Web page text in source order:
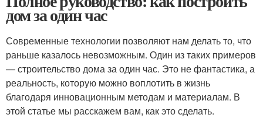
дом за один час
Современные технологии позволяют нам делать то, что
раньше казалось невозможным. Один из таких примеров
— строительство дома за один час. Это не фантастика, а
реальность, которую можно воплотить в жизнь
благодаря инновационным методам и материалам. В
этой статье мы расскажем вам, как это сделать.